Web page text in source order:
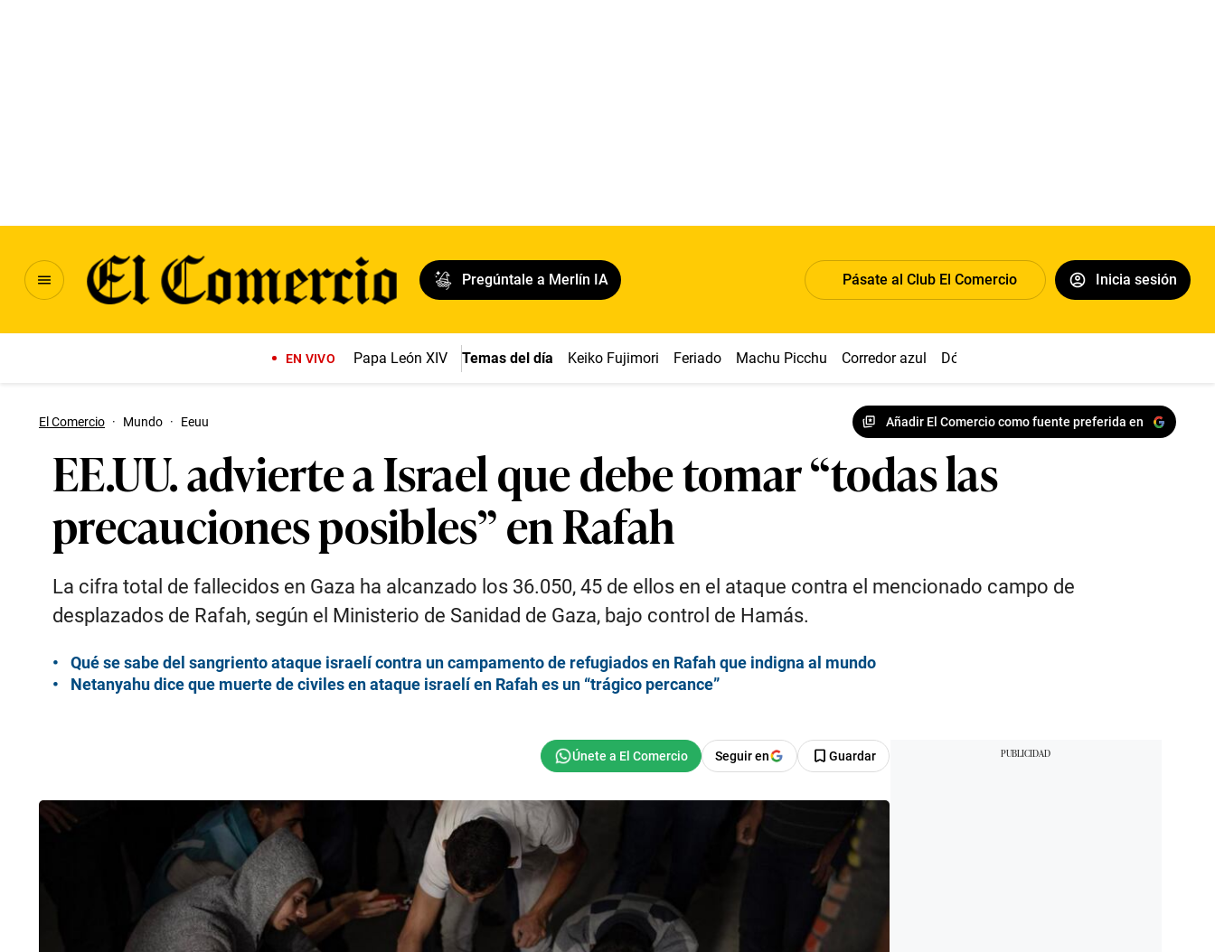
Pregúntale a Merlín IA Pásate al Club El Comercio Inicia sesión
EN VIVO Papa León XIV Temas del día Keiko Fujimori Feriado Machu Picchu Corredor azul Dólar
El Comercio · Mundo · Eeuu Añadir El Comercio como fuente preferida en
EE.UU. advierte a Israel que debe tomar “todas las
precauciones posibles” en Rafah
La cifra total de fallecidos en Gaza ha alcanzado los 36.050, 45 de ellos en el ataque contra el mencionado campo de
desplazados de Rafah, según el Ministerio de Sanidad de Gaza, bajo control de Hamás.
Qué se sabe del sangriento ataque israelí contra un campamento de refugiados en Rafah que indigna al mundo
Netanyahu dice que muerte de civiles en ataque israelí en Rafah es un “trágico percance”
Seguir en Guardar